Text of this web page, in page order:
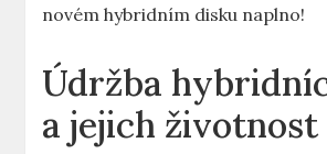
‌novém hybridním disku naplno!
Údržba
a jejich⁢ životnost